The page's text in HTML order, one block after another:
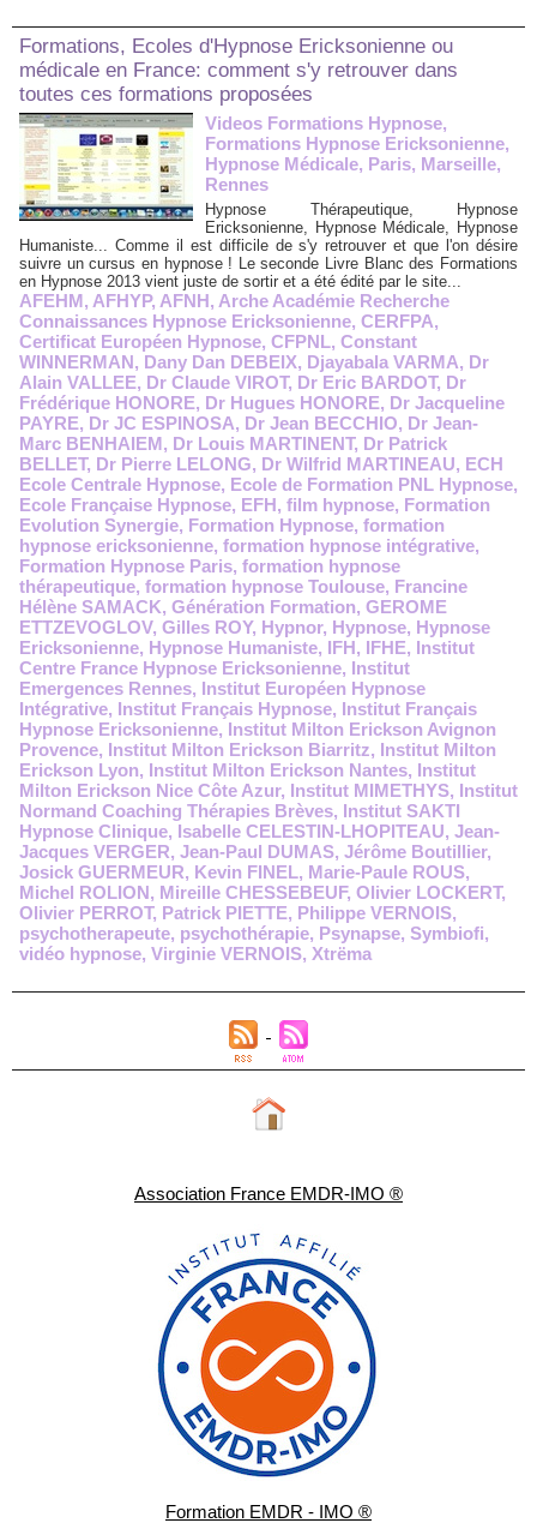
Association France EMDR-IMO ®
Formation EMDR - IMO ®
Formations, Ecoles d'Hypnose Ericksonienne ou
médicale en France: comment s'y retrouver dans
toutes ces formations proposées
Videos Formations Hypnose,
Formations Hypnose Ericksonienne,
Hypnose Médicale, Paris, Marseille,
Rennes
Hypnose Thérapeutique, Hypnose
Ericksonienne, Hypnose Médicale, Hypnose
Humaniste... Comme il est difficile de s'y retrouver et que l'on désire
suivre un cursus en hypnose ! Le seconde Livre Blanc des Formations
en Hypnose 2013 vient juste de sortir et a été édité par le site...
AFEHM, AFHYP, AFNH, Arche Académie Recherche
Connaissances Hypnose Ericksonienne, CERFPA,
Certificat Européen Hypnose, CFPNL, Constant
WINNERMAN, Dany Dan DEBEIX, Djayabala VARMA, Dr
Alain VALLEE, Dr Claude VIROT, Dr Eric BARDOT, Dr
Frédérique HONORE, Dr Hugues HONORE, Dr Jacqueline
PAYRE, Dr JC ESPINOSA, Dr Jean BECCHIO, Dr Jean-
Marc BENHAIEM, Dr Louis MARTINENT, Dr Patrick
BELLET, Dr Pierre LELONG, Dr Wilfrid MARTINEAU, ECH
Ecole Centrale Hypnose, Ecole de Formation PNL Hypnose,
Ecole Française Hypnose, EFH, film hypnose, Formation
Evolution Synergie, Formation Hypnose, formation
hypnose ericksonienne, formation hypnose intégrative,
Formation Hypnose Paris, formation hypnose
thérapeutique, formation hypnose Toulouse, Francine
Hélène SAMACK, Génération Formation, GEROME
ETTZEVOGLOV, Gilles ROY, Hypnor, Hypnose, Hypnose
Ericksonienne, Hypnose Humaniste, IFH, IFHE, Institut
Centre France Hypnose Ericksonienne, Institut
Emergences Rennes, Institut Européen Hypnose
Intégrative, Institut Français Hypnose, Institut Français
Hypnose Ericksonienne, Institut Milton Erickson Avignon
Provence, Institut Milton Erickson Biarritz, Institut Milton
Erickson Lyon, Institut Milton Erickson Nantes, Institut
Milton Erickson Nice Côte Azur, Institut MIMETHYS, Institut
Normand Coaching Thérapies Brèves, Institut SAKTI
Hypnose Clinique, Isabelle CELESTIN-LHOPITEAU, Jean-
Jacques VERGER, Jean-Paul DUMAS, Jérôme Boutillier,
Josick GUERMEUR, Kevin FINEL, Marie-Paule ROUS,
Michel ROLION, Mireille CHESSEBEUF, Olivier LOCKERT,
Olivier PERROT, Patrick PIETTE, Philippe VERNOIS,
psychotherapeute, psychothérapie, Psynapse, Symbiofi,
vidéo hypnose, Virginie VERNOIS, Xtrëma